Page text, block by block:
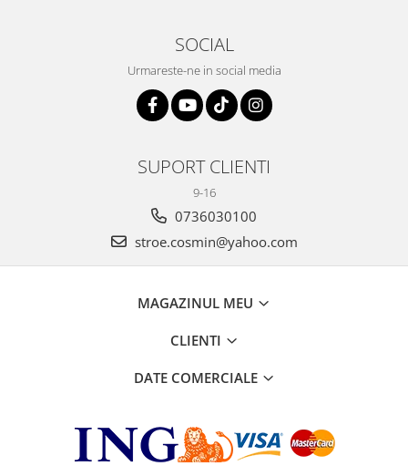
SOCIAL
Urmareste-ne in social media
SUPORT CLIENTI
9-16
0736030100
stroe.cosmin@yahoo.com
MAGAZINUL MEU
CLIENTI
DATE COMERCIALE